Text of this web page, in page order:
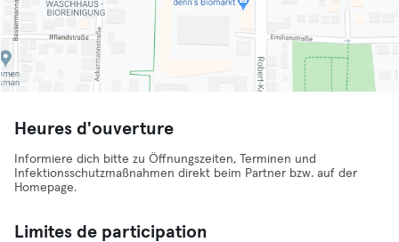
Heures d'ouverture
Informiere dich bitte zu Öffnungszeiten, Terminen und
Infektionsschutzmaßnahmen direkt beim Partner bzw. auf der
Homepage.
Limites de participation